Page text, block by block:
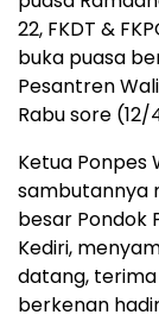
22, FKDT &
buka puasa
Pesantren
Rabu sore (12/
Ketua Ponpes
sambutannya
besar Pondok
Kediri,
datang,
berkenan